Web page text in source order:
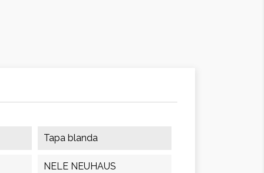
Tapa blanda
NELE NEUHAUS